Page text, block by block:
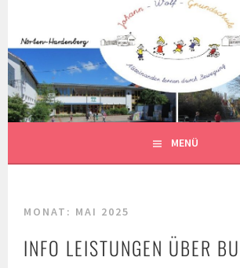
Inhalt
MENÜ
MONAT: MAI 2025
INFO LEISTUNGEN ÜBER